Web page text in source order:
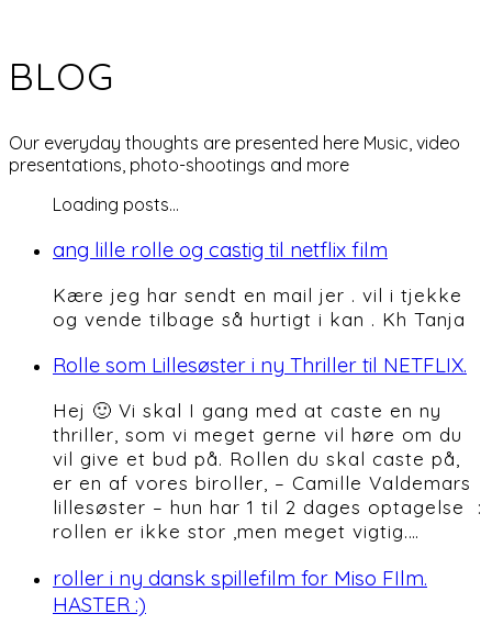
BLOG
Our everyday thoughts are presented here Music, video
presentations, photo-shootings and more
Loading posts...
ang lille rolle og castig til netflix film
Kære jeg har sendt en mail jer . vil i tjekke
og vende tilbage så hurtigt i kan . Kh Tanja
Rolle som Lillesøster i ny Thriller til NETFLIX.
Hej 🙂 Vi skal I gang med at caste en ny
thriller, som vi meget gerne vil høre om du
vil give et bud på. Rollen du skal caste på,
er en af vores biroller, – Camille Valdemars
lillesøster – hun har 1 til 2 dages optagelse :
rollen er ikke stor ,men meget vigtig.…
roller i ny dansk spillefilm for Miso FIlm.
HASTER :)